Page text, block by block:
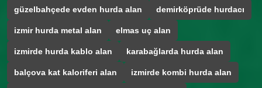
güzelbahçede evden hurda alan demirköprüde hurdacı
izmir hurda metal alan elmas uç alan
izmirde hurda kablo alan karabağlarda hurda alan
balçova kat kaloriferi alan izmirde kombi hurda alan